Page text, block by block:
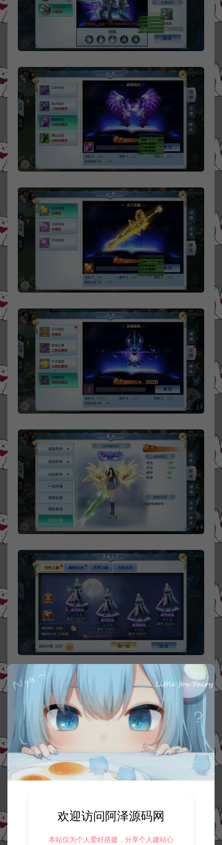
欢迎访问阿泽源码网
本站仅为个人爱好搭建，分享个人建站心